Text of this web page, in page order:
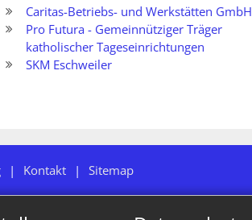
Caritas-Betriebs- und Werkstätten GmbH
Pro Futura - Gemeinnütziger Träger
katholischer Tageseinrichtungen
SKM Eschweiler
Kontakt Sitemap